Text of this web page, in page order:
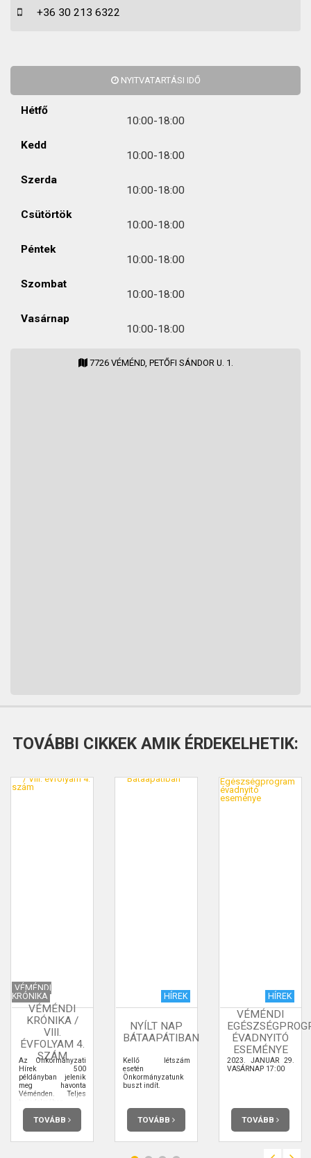
+36 30 213 6322
NYITVATARTÁSI IDŐ
Hétfő
10:00-18:00
Kedd
10:00-18:00
Szerda
10:00-18:00
Csütörtök
10:00-18:00
Péntek
10:00-18:00
Szombat
10:00-18:00
Vasárnap
10:00-18:00
7726 VÉMÉND, PETŐFI SÁNDOR U. 1.
TOVÁBBI CIKKEK AMIK ÉRDEKELHETIK:
VÉMÉNDI
KRÓNIKA
VÉMÉNDI
KRÓNIKA /
VIII.
ÉVFOLYAM 4.
SZÁM
Az Önkormányzati
Hírek 500
példányban jelenik
meg havonta
Véménden. Teljes
terjedelmében
elolvashatja.
TOVÁBB
HÍREK
NYÍLT NAP
BÁTAAPÁTIBAN
Kellő létszám
esetén
Önkormányzatunk
buszt indít.
TOVÁBB
HÍREK
VÉMÉNDI
ÉVADNYITÓ
ESEMÉNYE
2023. JANUÁR 29.
VASÁRNAP 17:00
TOVÁBB